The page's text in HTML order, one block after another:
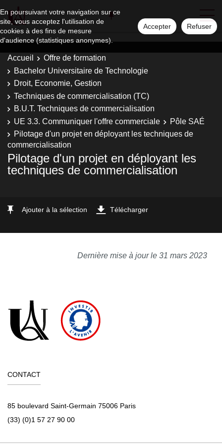
En poursuivant votre navigation sur ce
site, vous acceptez l'utilisation de
cookies à des fins de mesure
d'audience (statistiques anonymes).
Accepter Refuser
Accueil
Offre de formation
Bachelor Universitaire de Technologie
Droit, Economie, Gestion
Techniques de commercialisation (TC)
B.U.T. Techniques de commercialisation
UE 3.3. Communiquer l'offre commerciale
Pôle SAÉ
Pilotage d'un projet en déployant les techniques de
commercialisation
Pilotage d'un projet en déployant les
techniques de commercialisation
Ajouter à la sélection Télécharger
Dernière mise à jour le 31 mars 2023
CONTACT
85 boulevard Saint-Germain 75006 Paris
(33) (0)1 57 27 90 00